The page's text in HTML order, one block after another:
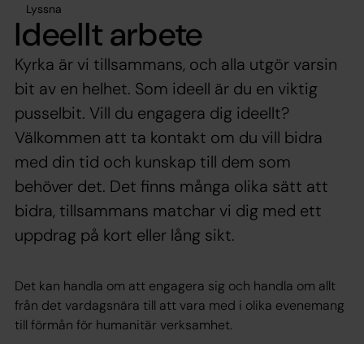
Lyssna
Ideellt arbete
Kyrka är vi tillsammans, och alla utgör varsin
bit av en helhet. Som ideell är du en viktig
pusselbit. Vill du engagera dig ideellt?
Välkommen att ta kontakt om du vill bidra
med din tid och kunskap till dem som
behöver det. Det finns många olika sätt att
bidra, tillsammans matchar vi dig med ett
uppdrag på kort eller lång sikt.
Det kan handla om att engagera sig och handla om allt
från det vardagsnära till att vara med i olika evenemang
till förmån för humanitär verksamhet.